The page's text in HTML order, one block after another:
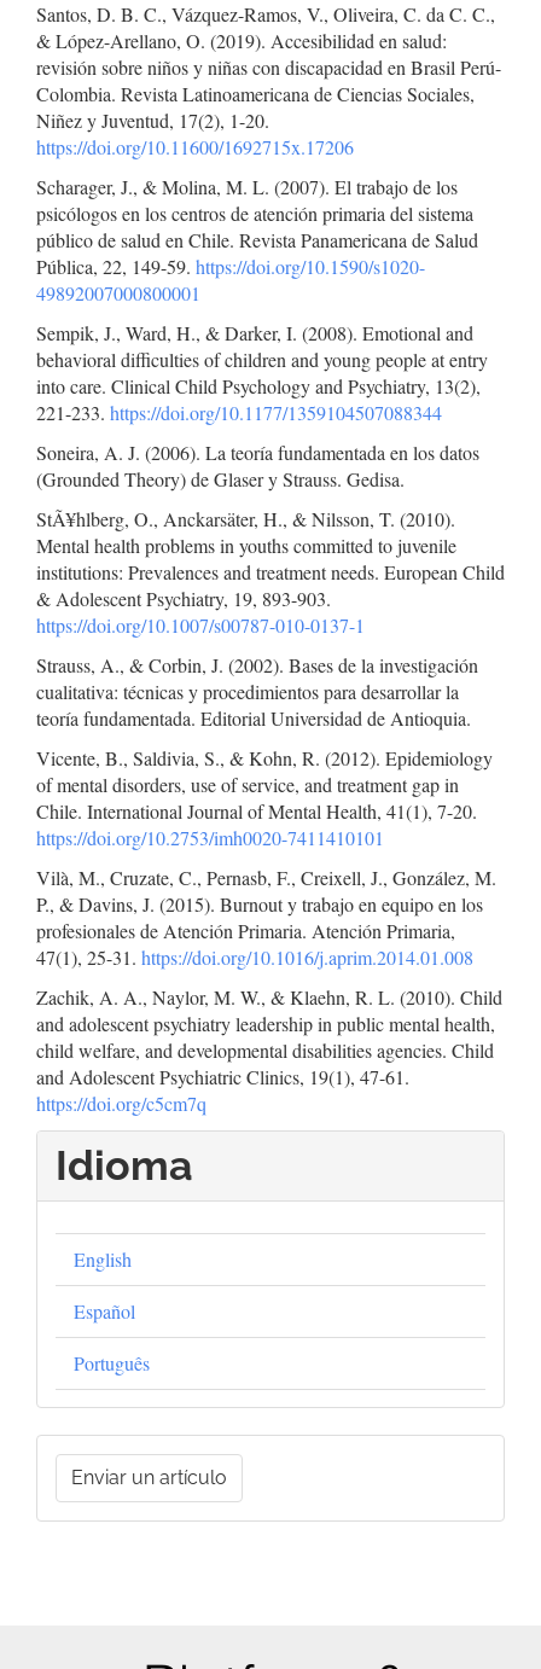
Santos, D. B. C., Vázquez-Ramos, V., Oliveira, C. da C. C.,
& López-Arellano, O. (2019). Accesibilidad en salud:
revisión sobre niños y niñas con discapacidad en Brasil Perú-
Colombia. Revista Latinoamericana de Ciencias Sociales,
Niñez y Juventud, 17(2), 1-20.
https://doi.org/10.11600/1692715x.17206
Scharager, J., & Molina, M. L. (2007). El trabajo de los
psicólogos en los centros de atención primaria del sistema
público de salud en Chile. Revista Panamericana de Salud
Pública, 22, 149-59. https://doi.org/10.1590/s1020-
49892007000800001
Sempik, J., Ward, H., & Darker, I. (2008). Emotional and
behavioral difficulties of children and young people at entry
into care. Clinical Child Psychology and Psychiatry, 13(2),
221-233. https://doi.org/10.1177/1359104507088344
Soneira, A. J. (2006). La teoría fundamentada en los datos
(Grounded Theory) de Glaser y Strauss. Gedisa.
StÃ¥hlberg, O., Anckarsäter, H., & Nilsson, T. (2010).
Mental health problems in youths committed to juvenile
institutions: Prevalences and treatment needs. European Child
& Adolescent Psychiatry, 19, 893-903.
https://doi.org/10.1007/s00787-010-0137-1
Strauss, A., & Corbin, J. (2002). Bases de la investigación
cualitativa: técnicas y procedimientos para desarrollar la
teoría fundamentada. Editorial Universidad de Antioquia.
Vicente, B., Saldivia, S., & Kohn, R. (2012). Epidemiology
of mental disorders, use of service, and treatment gap in
Chile. International Journal of Mental Health, 41(1), 7-20.
https://doi.org/10.2753/imh0020-7411410101
Vilà, M., Cruzate, C., Pernasb, F., Creixell, J., González, M.
P., & Davins, J. (2015). Burnout y trabajo en equipo en los
profesionales de Atención Primaria. Atención Primaria,
47(1), 25-31. https://doi.org/10.1016/j.aprim.2014.01.008
Zachik, A. A., Naylor, M. W., & Klaehn, R. L. (2010). Child
and adolescent psychiatry leadership in public mental health,
child welfare, and developmental disabilities agencies. Child
and Adolescent Psychiatric Clinics, 19(1), 47-61.
https://doi.org/c5cm7q
Idioma
English
Español
Português
Enviar
unEnviar un artículo